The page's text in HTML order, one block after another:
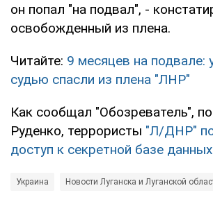
он попал "на подвал", -
освобожденный из плена.
Читайте: 9 месяцев на подвале:
судью спасли из плена "ЛНР"
Как сообщал "Обозреватель",
Руденко, террористы "Л/ДНР"
доступ к секретной базе
Украина Новости Луганска и Луганской